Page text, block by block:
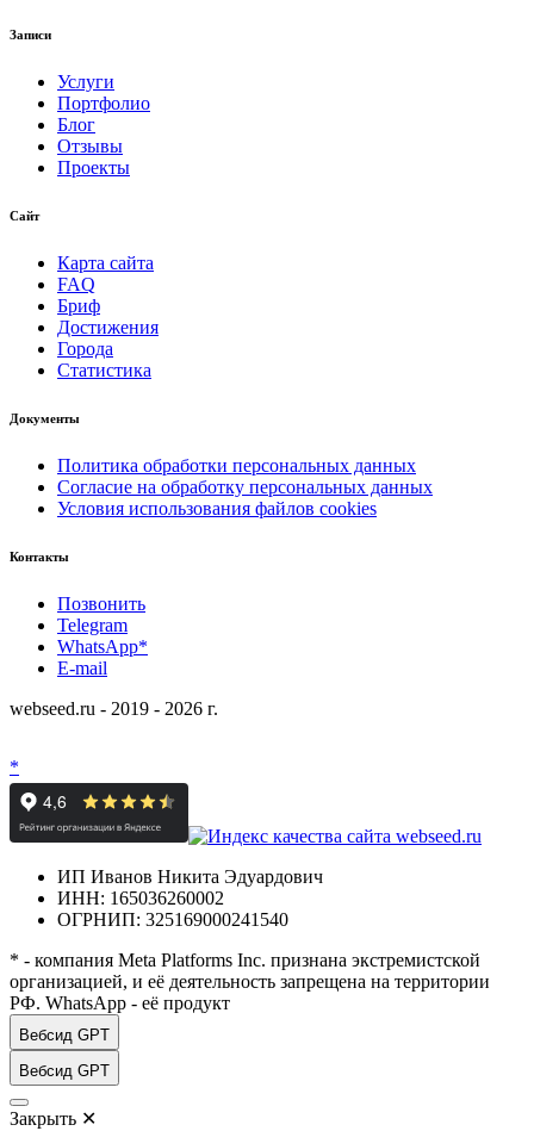
Записи
Услуги
Портфолио
Блог
Отзывы
Проекты
Сайт
Карта сайта
FAQ
Бриф
Достижения
Города
Статистика
Документы
Политика обработки персональных данных
Согласие на обработку персональных данных
Условия использования файлов cookies
Контакты
Позвонить
Telegram
WhatsApp*
E-mail
webseed.ru - 2019 - 2026 г.
*
ИП Иванов Никита Эдуардович
ИНН: 165036260002
ОГРНИП: 325169000241540
* - компания Meta Platforms Inc. признана экстремистской
организацией, и её деятельность запрещена на территории
РФ. WhatsApp - её продукт
Вебсид GPT
Вебсид GPT
Закрыть ✕